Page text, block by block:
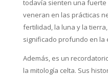
todavía sienten una fuerte
veneran en las prácticas
fertilidad, la luna y la
significado profundo en
Además, es un
la mitología celta. Sus